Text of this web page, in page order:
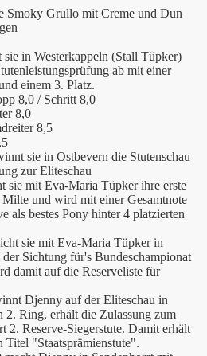
Smoky Grullo mit Creme und Dun
in Westerkappeln (Stall Tüpker)
ab mit einer
einem 3. Platz.
8,0 / Schritt 8,0
8,0
8,5
sie in Ostbevern die Stutenschau
zur Eliteschau
sie mit Eva-Maria Tüpker ihre erste
und wird mit einer Gesamtnote
als bestes Pony hinter 4 platzierten
sie mit Eva-Maria Tüpker in
Sichtung für's Bundeschampionat
damit auf die Reserveliste für
Djenny auf der Eliteschau in
2. Ring, erhält die Zulassung zum
2. Reserve-Siegerstute. Damit erhält
Titel "Staatsprämienstute".